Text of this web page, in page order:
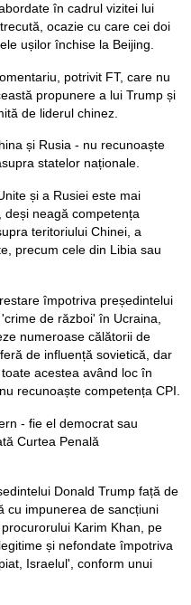
în cadrul vizitei lui
ocazie cu care cei doi
ușilor închise la Beijing.
potrivit FT, care nu
propunere a lui Trump și
de liderul chinez.
și Rusia - nu recunoaște
statelor naționale.
și a Rusiei este mai
neagă competența
teritoriului Chinei, a
precum cele din Libia sau
împotriva președintelui
de război' în Ucraina,
numeroase călătorii de
de influență sovietică, dar
acestea având loc în
recunoaște competența CPI.
- fie el democrat sau
Curtea Penală
Donald Trump față de
cu impunerea de sancțiuni
Karim Khan, pe
și nefondate împotriva
Israelul', conform unui